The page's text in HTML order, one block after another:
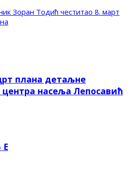
Зоран Тодић честитао 8. март
плана детаљне
центра насеља Лепосавић
Е